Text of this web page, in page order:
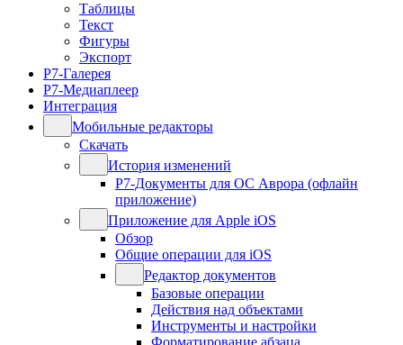
Таблицы
Текст
Фигуры
Экспорт
Р7-Галерея
Р7-Медиаплеер
Интеграция
Мобильные редакторы
Скачать
История изменений
Р7-Документы для ОС Аврора (офлайн
приложение)
Приложение для Apple iOS
Обзор
Общие операции для iOS
Редактор документов
Базовые операции
Действия над объектами
Инструменты и настройки
Форматирование абзаца